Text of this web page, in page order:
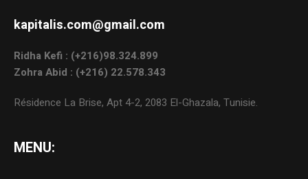
kapitalis.com@gmail.com
Ridha Kefi : (+216)98.324.899
Zohra Abid : (+216) 22.578.343
Résidence La Brise, Apt 4-2, 2083 El-Ghazala, Tunisie.
MENU: